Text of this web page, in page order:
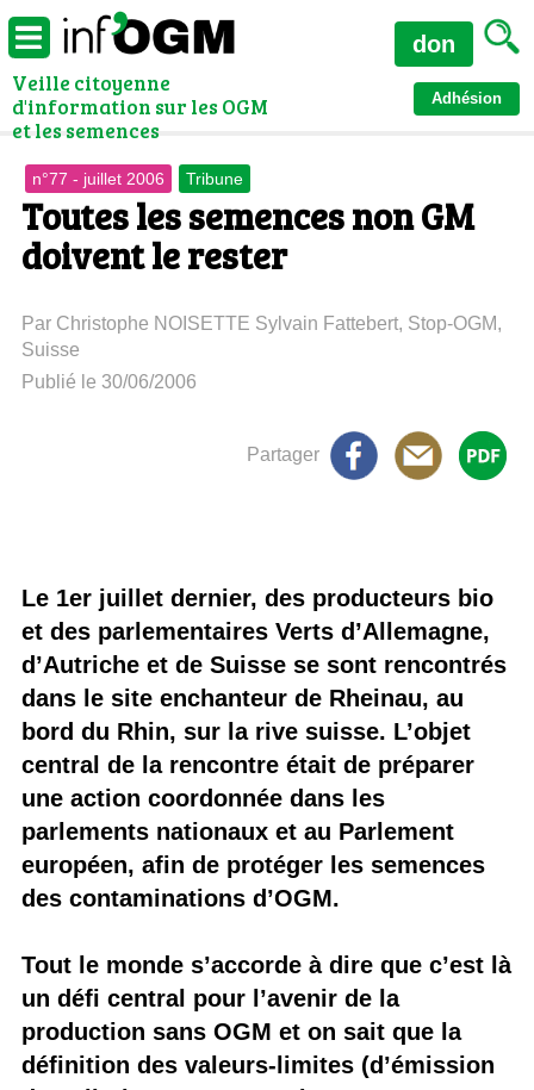
Veille citoyenne
d'information sur les OGM
et les semences
Adhésion
don
n°77 - juillet 2006 Tribune
Toutes les semences non GM
doivent le rester
Par Christophe NOISETTE Sylvain Fattebert, Stop-OGM,
Suisse
Publié le 30/06/2006
Partager
Le 1er juillet dernier, des producteurs bio
et des parlementaires Verts d’Allemagne,
d’Autriche et de Suisse se sont rencontrés
dans le site enchanteur de Rheinau, au
bord du Rhin, sur la rive suisse. L’objet
central de la rencontre était de préparer
une action coordonnée dans les
parlements nationaux et au Parlement
européen, afin de protéger les semences
des contaminations d’OGM.
Tout le monde s’accorde à dire que c’est là
un défi central pour l’avenir de la
production sans OGM et on sait que la
définition des valeurs-limites (d’émission